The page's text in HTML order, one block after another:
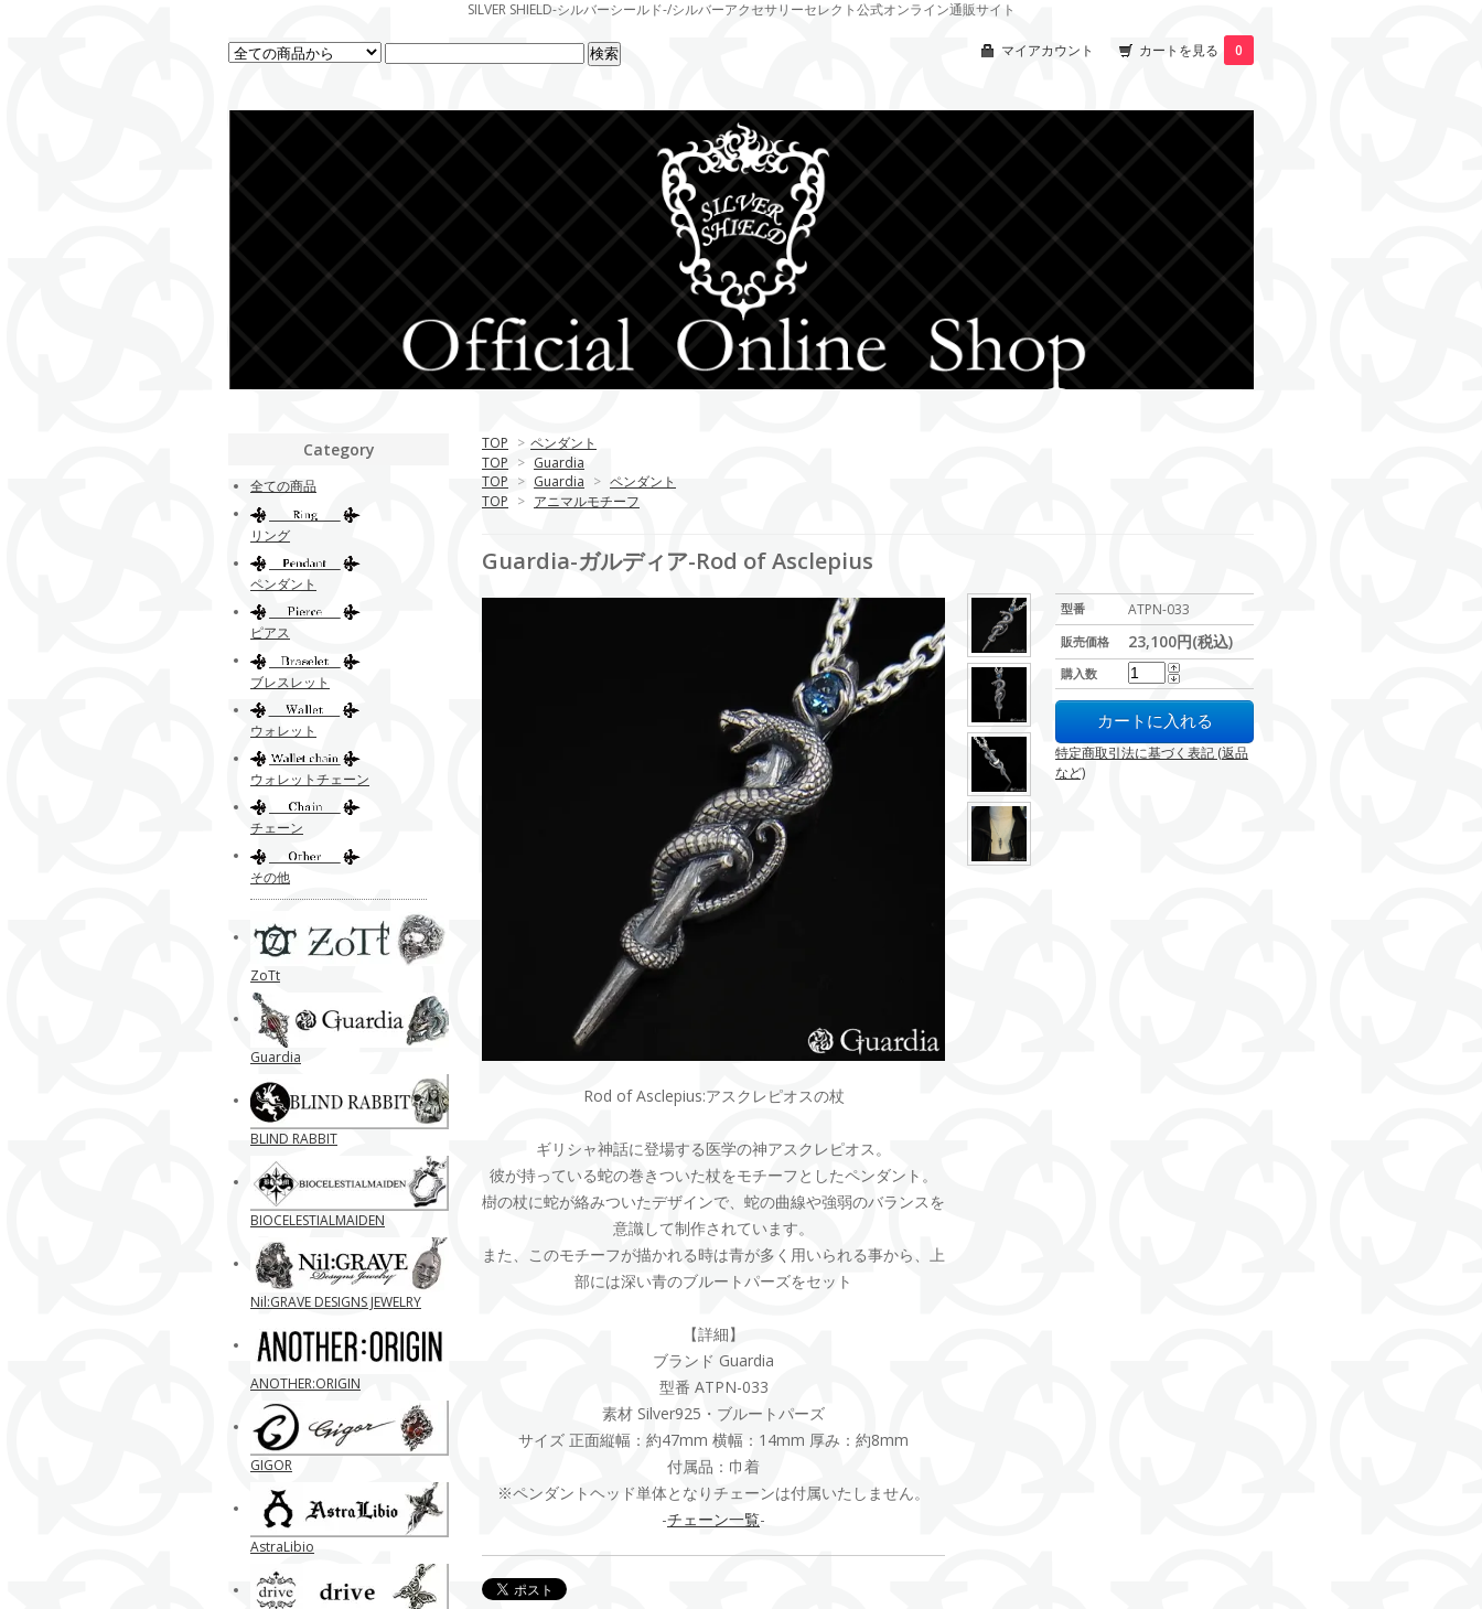
SILVER SHIELD-シルバーシールド-/シルバーアクセサリーセレクト公式オンライン通販サイト
マイアカウント カートを見る 0
TOP > ペンダント
TOP > Guardia
TOP > Guardia > ペンダント
TOP > アニマルモチーフ
Guardia-ガルディア-Rod of Asclepius
型番 ATPN-033
販売価格 23,100円(税込)
購入数
特定商取引法に基づく表記 (返品
など)
Rod of Asclepius:アスクレピオスの杖
ギリシャ神話に登場する医学の神アスクレピオス。
彼が持っている蛇の巻きついた杖をモチーフとしたペンダント。
樹の杖に蛇が絡みついたデザインで、蛇の曲線や強弱のバランスを
意識して制作されています。
また、このモチーフが描かれる時は青が多く用いられる事から、上
部には深い青のブルートパーズをセット
【詳細】
ブランド Guardia
型番 ATPN-033
素材 Silver925・ブルートパーズ
サイズ 正面縦幅：約47mm 横幅：14mm 厚み：約8mm
付属品：巾着
※ペンダントヘッド単体となりチェーンは付属いたしません。
-チェーン一覧-
Category
全ての商品
リング
ペンダント
ピアス
ブレスレット
ウォレット
ウォレットチェーン
チェーン
その他
ZoTt
Guardia
BLIND RABBIT
BIOCELESTIALMAIDEN
Nil:GRAVE DESIGNS JEWELRY
ANOTHER:ORIGIN
GIGOR
AstraLibio